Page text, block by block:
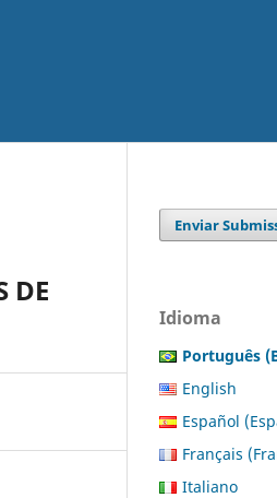
DE
Enviar
Idioma
Português
English
Español
Français
Italiano